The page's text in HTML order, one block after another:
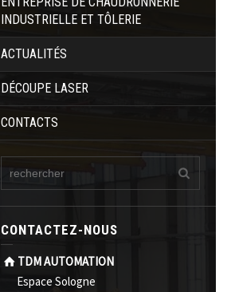
INDUSTRIELLE ET TÔLERIE
ACTUALITÉS
DÉCOUPE LASER
CONTACTS
CONTACTEZ-NOUS
TDM AUTOMATION
Espace Sologne